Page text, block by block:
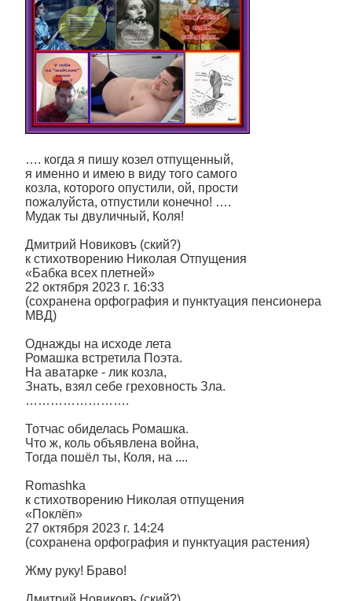
…. когда я пишу козел отпущенный,
я именно и имею в виду того самого
козла, которого опустили, ой, прости
пожалуйста, отпустили конечно! ….
Мудак ты двуличный, Коля!
Дмитрий Новиковъ (ский?)
к стихотворению Николая Отпущения
«Бабка всех плетней»
22 октября 2023 г. 16:33
(сохранена орфография и пунктуация пенсионера
МВД)
Однажды на исходе лета
Ромашка встретила Поэта.
На аватарке - лик козла,
Знать, взял себе греховность Зла.
…………………….
Тотчас обиделась Ромашка.
Что ж, коль объявлена война,
Тогда пошёл ты, Коля, на ....
Romashka
к стихотворению Николая отпущения
«Поклёп»
27 октября 2023 г. 14:24
(сохранена орфография и пунктуация растения)
Жму руку! Браво!